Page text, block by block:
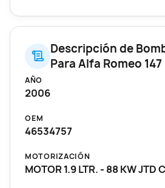
Descripción de
Para Alfa Romeo 147
AÑO
2006
OEM
46534757
MOTORIZACIÓN
MOTOR 1.9 LTR. - 88 KW JTD